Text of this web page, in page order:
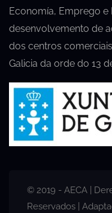
Economía, Emprego e
desenvolvemento de
dos centros
Galicia da orde do 13
© 2019 - AECA |
Reservados |